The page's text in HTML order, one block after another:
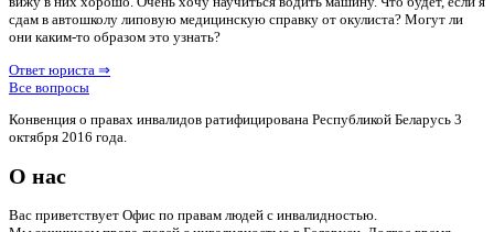
сдам в автошколу липовую медицинскую справку от окулиста? Могут ли
они каким-то образом это узнать?
Ответ юриста ⇒
Все вопросы
Конвенция о правах инвалидов ратифицирована Республикой Беларусь 3
октября 2016 года.
О нас
Вас приветствует Офис по правам людей с инвалидностью.